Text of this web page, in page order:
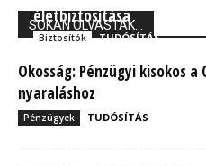
SOKAN OLVASTÁK...
életbiztosítása
Biztosítók TUDÓSÍTÁS
Okosság: Pénzügyi kisokos a
nyaraláshoz
Pénzügyek TUDÓSÍTÁS